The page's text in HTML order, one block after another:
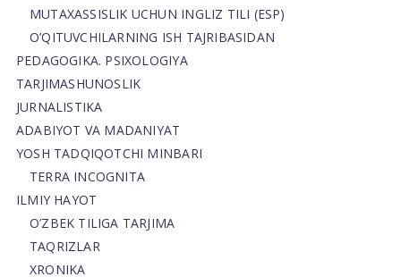
MUTAXASSISLIK UCHUN INGLIZ TILI (ESP)
O’QITUVCHILARNING ISH TAJRIBASIDAN
PEDAGOGIKA. PSIXOLOGIYA
TARJIMASHUNOSLIK
JURNALISTIKA
ADABIYOT VA MADANIYAT
YOSH TADQIQOTCHI MINBARI
TERRA INCOGNITA
ILMIY HAYOT
O’ZBEK TILIGA TARJIMA
TAQRIZLAR
XRONIKA